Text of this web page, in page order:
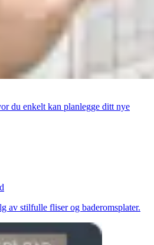
du enkelt kan planlegge ditt nye
av stilfulle fliser og baderomsplater.